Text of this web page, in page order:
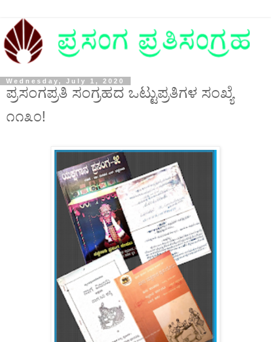
Wednesday, July 1, 2020
ಪ್ರಸಂಗಪ್ರತಿ ಸಂಗ್ರಹದ ಒಟ್ಟುಪ್ರತಿಗಳ ಸಂಖ್ಯೆ
೧೧೩೦!